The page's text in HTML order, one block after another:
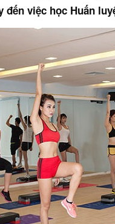
đến việc học Huấn